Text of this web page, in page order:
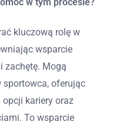
w tym procesie?
kluczową rolę w
wsparcie
zachętę. Mogą
sportowca, oferując
kariery oraz
To wsparcie